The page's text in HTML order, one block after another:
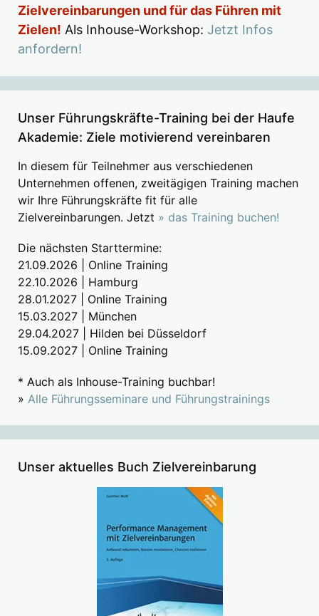
Zielvereinbarungen und für das Führen mit
Zielen! Als Inhouse-Workshop: Jetzt Infos
anfordern!
Unser Führungskräfte-Training bei der Haufe
Akademie: Ziele motivierend vereinbaren
In diesem für Teilnehmer aus verschiedenen
Unternehmen offenen, zweitägigen Training machen
wir Ihre Führungskräfte fit für alle
Zielvereinbarungen. Jetzt » das Training buchen!
Die nächsten Starttermine:
21.09.2026 | Online Training
22.10.2026 | Hamburg
28.01.2027 | Online Training
15.03.2027 | München
29.04.2027 | Hilden bei Düsseldorf
15.09.2027 | Online Training
* Auch als Inhouse-Training buchbar!
» Alle Führungsseminare und Führungstrainings
Unser aktuelles Buch Zielvereinbarung